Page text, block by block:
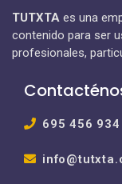
TUTXTA es una
contenido para ser
profesionales,
695 456 934